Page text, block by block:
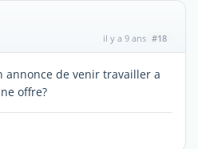
il y a 9 ans #18
de venir travailler a
offre?